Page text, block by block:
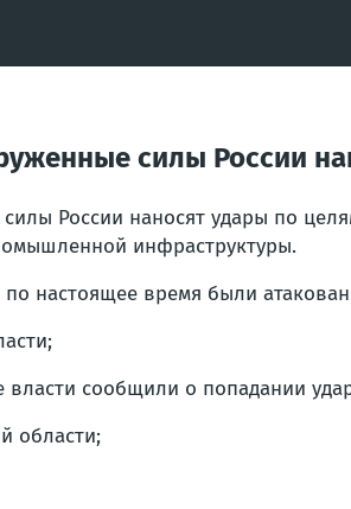
силы России
России наносят удары по
инфраструктуры.
настоящее время были
власти сообщили о попадании
области;